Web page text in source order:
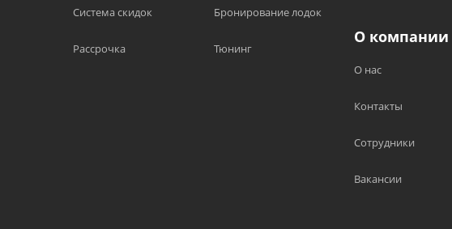
Система скидок
Рассрочка
Бронирование лодок
Тюнинг
О компании
О нас
Контакты
Сотрудники
Вакансии